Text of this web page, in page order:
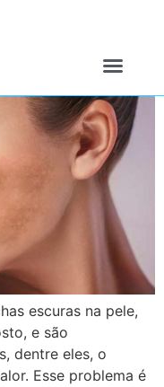
escuras na pele,
e são
dentre eles, o
Esse problema é